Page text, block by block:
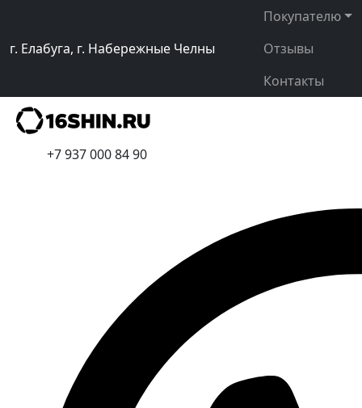
г. Елабуга, г. Набережные Челны
Покупателю
Отзывы
Контакты
+7 937 000 84 90